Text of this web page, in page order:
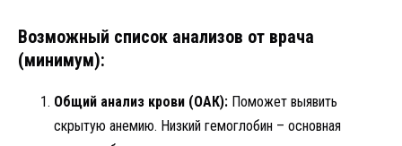
Возможный список анализов от врача
(минимум):
Общий анализ крови (ОАК): Поможет выявить
скрытую анемию. Низкий гемоглобин – основная